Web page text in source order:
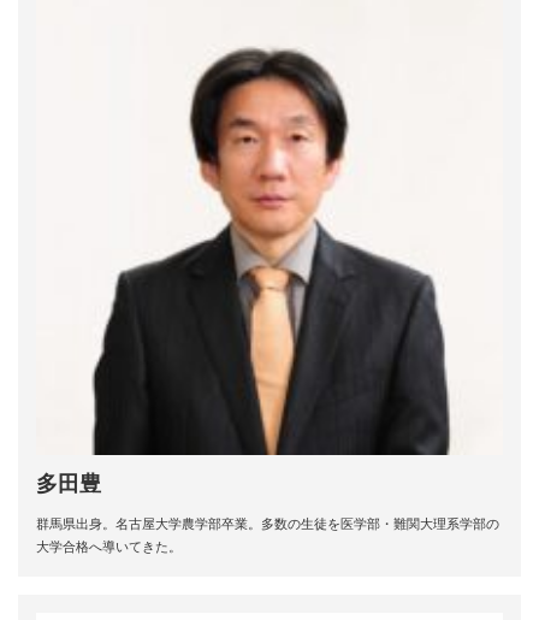
多田豊
群馬県出身。名古屋大学農学部卒業。多数の生徒を医学部・難関大理系学部の
大学合格へ導いてきた。